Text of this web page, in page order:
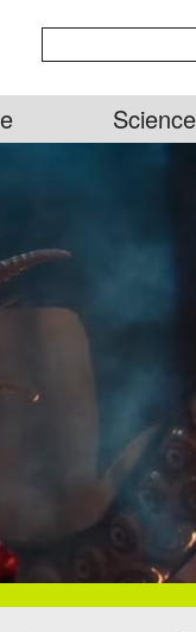
Science